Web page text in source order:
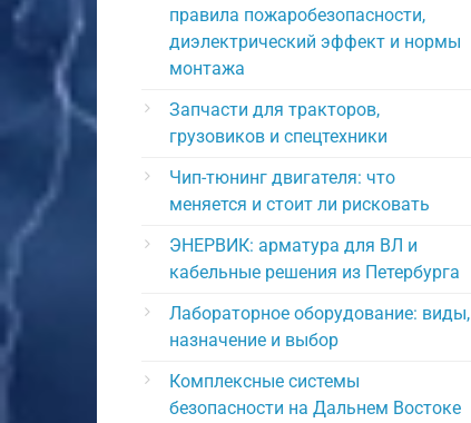
правила пожаробезопасности,
диэлектрический эффект и нормы
монтажа
Запчасти для тракторов,
грузовиков и спецтехники
Чип-тюнинг двигателя: что
меняется и стоит ли рисковать
ЭНЕРВИК: арматура для ВЛ и
кабельные решения из Петербурга
Лабораторное оборудование: виды,
назначение и выбор
Комплексные системы
безопасности на Дальнем Востоке